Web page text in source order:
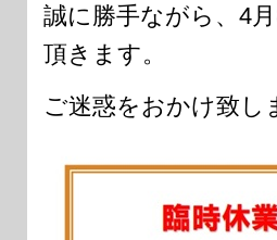
誠に勝手ながら、4
頂きます。
ご迷惑をおかけ致し